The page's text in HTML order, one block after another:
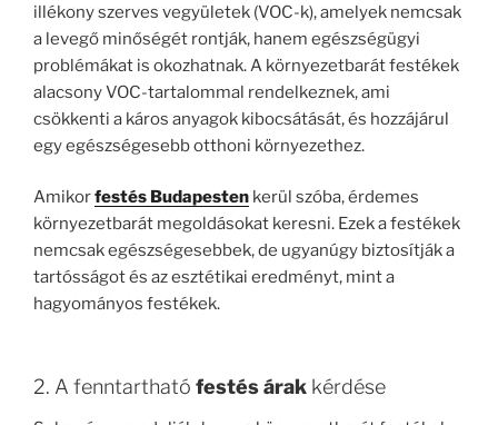
illékony szerves vegyületek (VOC-k), amelyek nemcsak
a levegő minőségét rontják, hanem egészségügyi
problémákat is okozhatnak. A környezetbarát festékek
alacsony VOC-tartalommal rendelkeznek, ami
csökkenti a káros anyagok kibocsátását, és hozzájárul
egy egészségesebb otthoni környezethez.
Amikorfestés Budapesten kerül szóba, érdemes
környezetbarát megoldásokat keresni. Ezek a festékek
nemcsak egészségesebbek, de ugyanúgy biztosítják a
tartósságot és az esztétikai eredményt, mint a
hagyományos festékek.
2. A fenntartható festés árak kérdése